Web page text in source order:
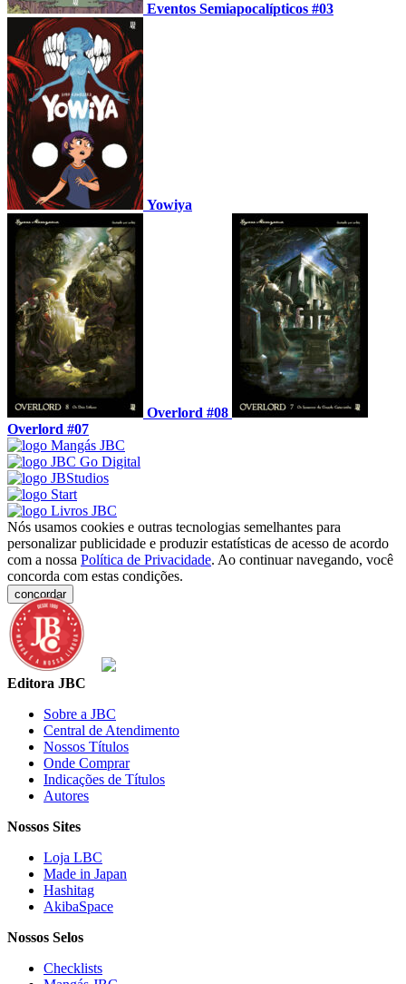
Eventos Semiapocalípticos #03
Yowiya
Overlord #08
Overlord #07
Nós usamos cookies e outras tecnologias semelhantes para
personalizar publicidade e produzir estatísticas de acesso de acordo
com a nossa Política de Privacidade. Ao continuar navegando, você
concorda com estas condições.
concordar
Editora JBC
Sobre a JBC
Central de Atendimento
Nossos Títulos
Onde Comprar
Indicações de Títulos
Autores
Nossos Sites
Loja LBC
Made in Japan
Hashitag
AkibaSpace
Nossos Selos
Checklists